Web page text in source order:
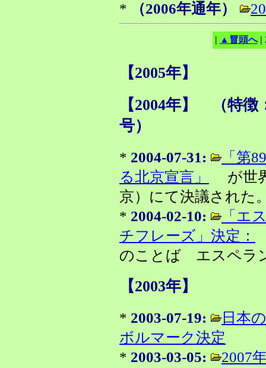
* （2006年通年）
| ▲冒頭へ|
【2005年】
【2004年】 （特徴
号）
* 2004-07-31:
「第
る北京宣言」
が世
京）にて決議された
* 2004-02-10:
「エ
チフレーズ」決定：
のことば エスペラ
【2003年】
* 2003-07-19:
日本
ボルマーク決定
* 2003-03-05:
2007